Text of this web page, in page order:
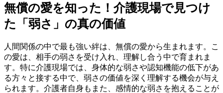
無償の愛を知った！介護現場で見つけ
た「弱さ」の真の価値
人間関係の中で最も強い絆は、無償の愛から生まれます。こ
の愛は、相手の弱さを受け入れ、理解し合う中で育まれま
す。特に介護現場では、身体的な弱さや認知機能の低下があ
る方々と接する中で、弱さの価値を深く理解する機会が与え
られます。介護者自身もまた、感情的な弱さを抱えることが